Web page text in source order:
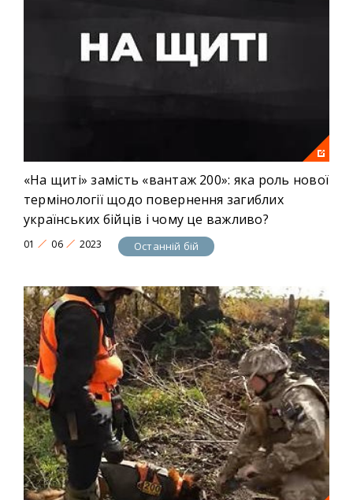
– «перевізники пам’яті», які беруть на себе останню
розмову з родинами воїнів. Як в росії десятиліттями
Рік:2023
«На щиті» замість «вантаж 200»: яка роль нової
термінології щодо повернення загиблих
українських бійців і чому це важливо?
01 06 2023 Останній бій